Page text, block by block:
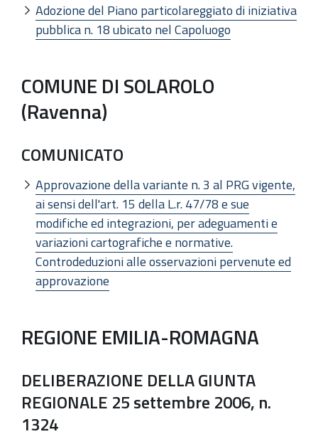
Adozione del Piano particolareggiato di iniziativa
pubblica n. 18 ubicato nel Capoluogo
COMUNE DI SOLAROLO
(Ravenna)
COMUNICATO
Approvazione della variante n. 3 al PRG vigente,
ai sensi dell'art. 15 della L.r. 47/78 e sue
modifiche ed integrazioni, per adeguamenti e
variazioni cartografiche e normative.
Controdeduzioni alle osservazioni pervenute ed
approvazione
REGIONE EMILIA-ROMAGNA
DELIBERAZIONE DELLA GIUNTA
REGIONALE 25 settembre 2006, n.
1324